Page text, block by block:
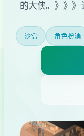
的大侠。》》
沙盒 角色扮演